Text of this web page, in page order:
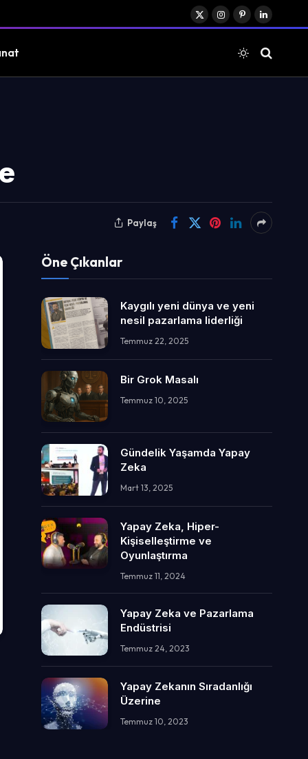
X
Instagram
PinterestLinkedIn
Paylaş
Öne Çıkanlar
Kaygılı yeni dünya ve yeni
nesil pazarlama liderliği
Temmuz 22, 2025
Bir Grok Masalı
Temmuz 10, 2025
Gündelik Yaşamda Yapay
Zeka
Mart 13, 2025
Yapay Zeka, Hiper-
Kişiselleştirme ve
Oyunlaştırma
Temmuz 11, 2024
Yapay Zeka ve Pazarlama
Endüstrisi
Temmuz 24, 2023
Yapay Zekanın Sıradanlığı
Üzerine
Temmuz 10, 2023